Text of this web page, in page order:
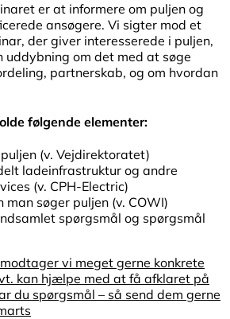
er at informere om puljen og
ansøgere. Vi sigter mod et
der giver interesserede i puljen,
uddybning om det med at søge
partnerskab, og om hvordan
følgende elementer:
(v. Vejdirektoratet)
ladeinfrastruktur og andre
(v. CPH-Electric)
man søger puljen (v. COWI)
spørgsmål og spørgsmål
vi meget gerne konkrete
kan hjælpe med at få afklaret på
du spørgsmål – så send dem gerne